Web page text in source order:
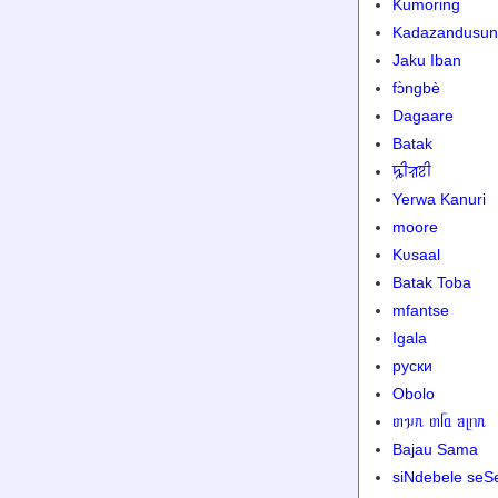
Kumoring
Kadazandusun
Jaku Iban
fɔ̀ngbè
Dagaare
Batak
ꠍꠤꠟꠐꠤ
Yerwa Kanuri
moore
Kʋsaal
Batak Toba
mfantse
Igala
руски
Obolo
ᥖᥭᥰ ᥖᥬᥲ ᥑᥨᥒᥰ
Bajau Sama
siNdebele